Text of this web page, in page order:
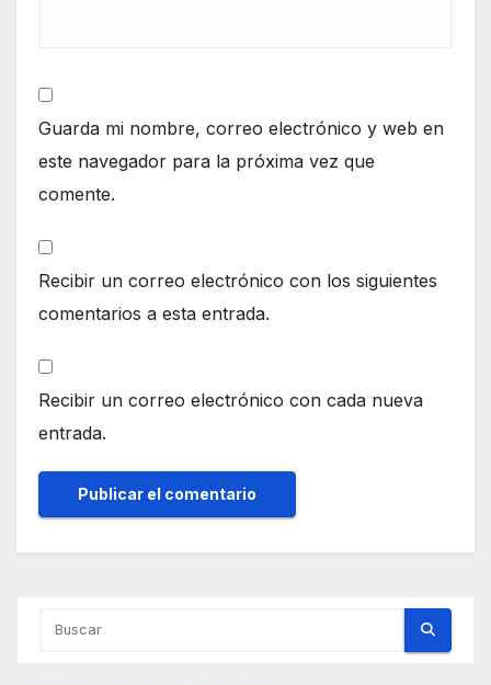
Guarda mi nombre, correo electrónico y web en
este navegador para la próxima vez que
comente.
Recibir un correo electrónico con los siguientes
comentarios a esta entrada.
Recibir un correo electrónico con cada nueva
entrada.